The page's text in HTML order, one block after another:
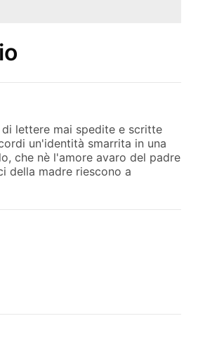
lettere mai spedite e scritte
un'identità smarrita in una
che nè l'amore avaro del padre
della madre riescono a